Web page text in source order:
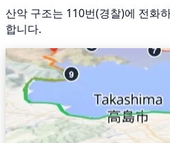
산악 구조는 110번(경찰)에 전화
합니다.